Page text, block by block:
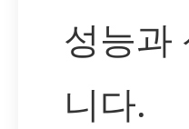
성능과
니다.